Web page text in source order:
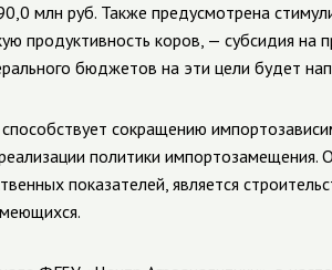
млн руб. Также предусмотрена
продуктивность коров, — субсидия на
бюджетов на эти цели будет
сокращению
политики
показателей, является